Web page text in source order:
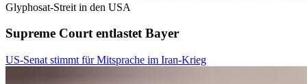
Glyphosat-Streit in den USA
Supreme Court entlastet Bayer
US-Senat stimmt für Mitsprache im Iran-Krieg